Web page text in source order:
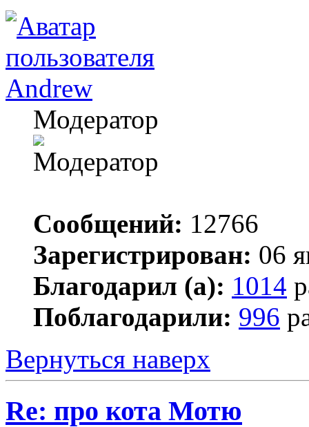
Andrew
Модератор
Сообщений: 12766
Зарегистрирован: 06
Благодарил (а): 1014
Поблагодарили: 996
Вернуться наверх
Re: про кота Мотю